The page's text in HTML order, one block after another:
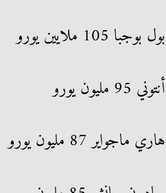
بول بوجبا 105 ملايين يورو
أنتوني 95 مليون يورو
هاري ماجواير 87 مليون يورو